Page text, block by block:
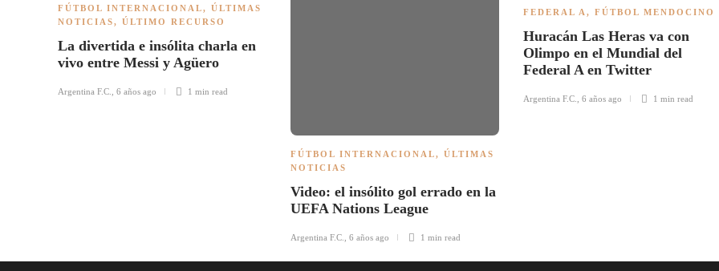
FÚTBOL INTERNACIONAL, ÚLTIMAS
NOTICIAS, ÚLTIMO RECURSO
La divertida e insólita charla en
vivo entre Messi y Agüero
Argentina F.C. 6 años ago 1 min read
FÚTBOL INTERNACIONAL, ÚLTIMAS
NOTICIAS
Video: el insólito gol errado en la
UEFA Nations League
Argentina F.C. 6 años ago 1 min read
FEDERAL A , FÚTBOL MENDOCINO
Huracán Las Heras va con
Olimpo en el Mundial del
Federal A en Twitter
Argentina F.C. 6 años ago 1 min read